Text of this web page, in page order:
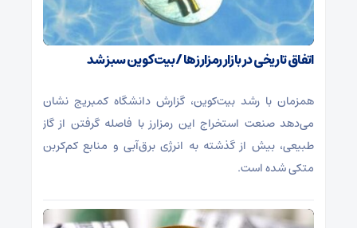
اتفاق تاریخی در بازار رمزارزها / بیت‌کوین سبز شد
همزمان با رشد بیت‌کوین، گزارش دانشگاه کمبریج نشان
می‌دهد صنعت استخراج این رمزارز با فاصله گرفتن از گاز
طبیعی، بیش از گذشته به انرژی برق‌آبی و منابع کم‌کربن
متکی شده است.